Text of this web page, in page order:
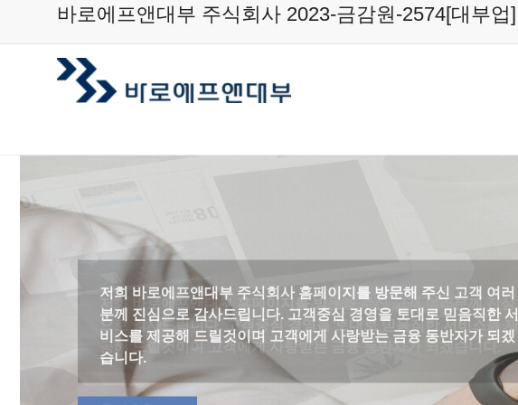
바로에프앤대부 주식회사 2023-금감원-2574[대부업]
저희 바로에프앤대부 홈페이지를 방문해 주신 고객 여러분께 진심
으로 감사드립니다. 고객중심 경영을 토대로 믿음직한 서비스를 제
공해 드릴것이며 고객에게 사랑받는 금융 동반자가 되겠습니다.